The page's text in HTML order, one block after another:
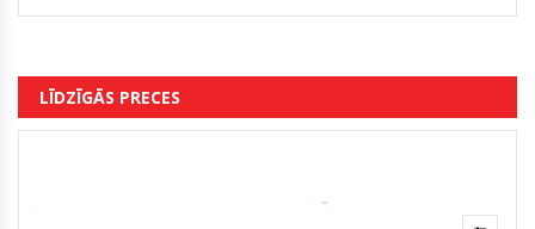
LĪDZĪGĀS PRECES